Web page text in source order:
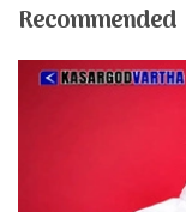
Recommended